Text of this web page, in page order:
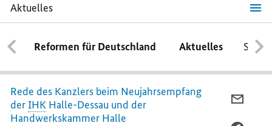
Aktuelles
Mehr
Leistung,
weniger
Bürokratie
in
Wirtschaft
und
Mittelstand
Reformen für Deutschland Aktuelles
Rede des Kanzlers beim Neujahrsempfang
derIHK Halle-Dessau und der
Handwerkskammer Halle